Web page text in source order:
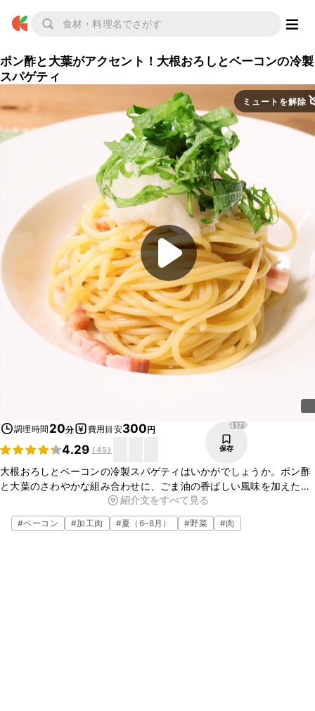
ポン酢と大葉がアクセント！大根おろしとベーコンの冷製
スパゲティ
ミュートを解除
調理時間 20分 費用目安300円
4.29 (45)
4175
保存
大根おろしとベーコンの冷製スパゲティはいかがでしょうか。ポン酢
と大葉のさわやかな組み合わせに、ごま油の香ばしい風味を加えた、
冷製スパゲッティです。暑い日に、ぜひお試しくださいね。
紹介文をすべて見る
#ベーコン #加工肉 #夏（6–8月） #野菜 #肉